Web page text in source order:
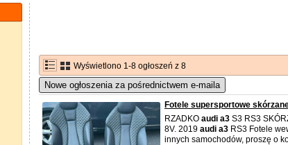
Wyświetlono 1-8 ogłoszeń z 8
Nowe ogłoszenia za pośrednictwem e-maila
Fotele supersportowe
RZADKO audi a3 S3 RS3
8V. 2019 audi a3 RS3 Fotele
innych samochodów, proszę o